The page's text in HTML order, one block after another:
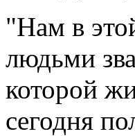
"Нам в
людьми
которой
сегодня